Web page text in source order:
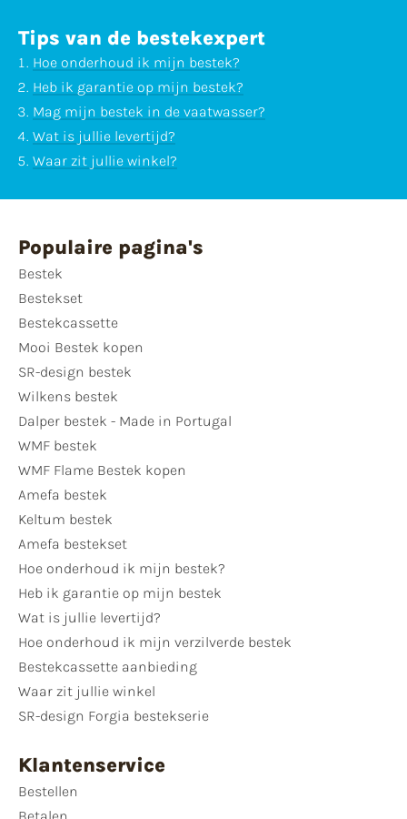
Tips van de bestekexpert
Hoe onderhoud ik mijn bestek?
Heb ik garantie op mijn bestek?
Mag mijn bestek in de vaatwasser?
Wat is jullie levertijd?
Waar zit jullie winkel?
Populaire pagina's
Bestek
Bestekset
Bestekcassette
Mooi Bestek kopen
SR-design bestek
Wilkens bestek
Dalper bestek - Made in Portugal
WMF bestek
WMF Flame Bestek kopen
Amefa bestek
Keltum bestek
Amefa bestekset
Hoe onderhoud ik mijn bestek?
Heb ik garantie op mijn bestek
Wat is jullie levertijd?
Hoe onderhoud ik mijn verzilverde bestek
Bestekcassette aanbieding
Waar zit jullie winkel
SR-design Forgia bestekserie
Klantenservice
Bestellen